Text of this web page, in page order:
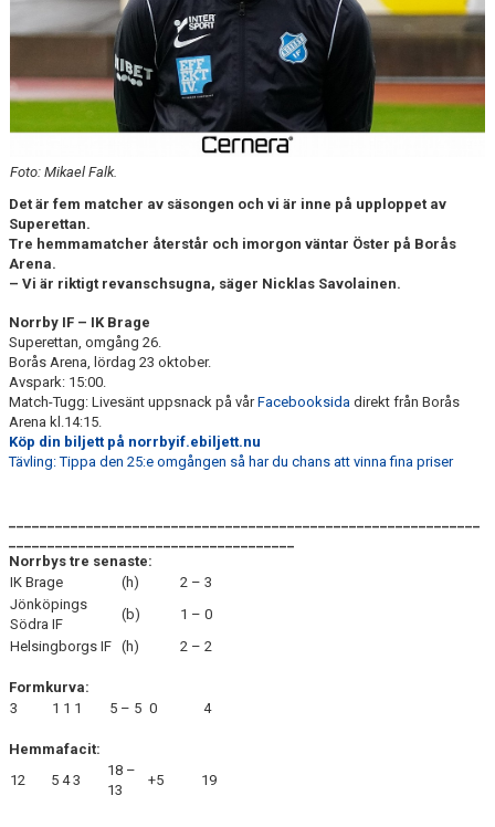
DOKUMENT
BILDER 2025
Foto: Mikael Falk.
Det är fem matcher av säsongen och vi är inne på upploppet av
Superettan.
Tre hemmamatcher återstår och imorgon väntar Öster på Borås
Arena.
– Vi är riktigt revanschsugna, säger Nicklas Savolainen.
Norrby IF – IK Brage
Superettan, omgång 26.
Borås Arena, lördag 23 oktober.
Avspark: 15:00.
Match-Tugg: Livesänt uppsnack på vårFacebooksida direkt från Borås
Arena kl.14:15.
Köp din biljett på norrbyif.ebiljett.nu
Tävling: Tippa den 25:e omgången så har du chans att vinna fina priser
_____________________________________________________________
_____________________________________
Norrbys tre senaste:
IK Brage
(h)
2 – 3
Jönköpings
Södra IF
(b)
1 – 0
Helsingborgs IF (h) 2 – 2
Formkurva:
3
1 1 1 5 – 5 0 4
Hemmafacit:
12
5 4 3
18 –
13
+5 19